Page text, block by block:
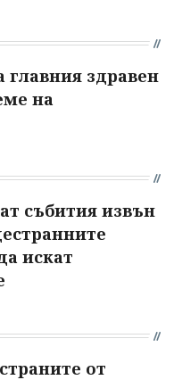
главния здравен
на
събития извън
искат
от